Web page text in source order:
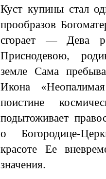
Куст купины стал
прообразов
сгорает — Дева
Приснодевою,
земле Сама
Икона
поистине
подытоживает
о Богородице-
красоте Ее
значения.